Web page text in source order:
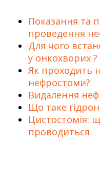
Показання та
проведення
Для чого
у онкохворих ?
Як проходить
нефростоми?
Видалення
Що таке
Цистостомія:
проводиться